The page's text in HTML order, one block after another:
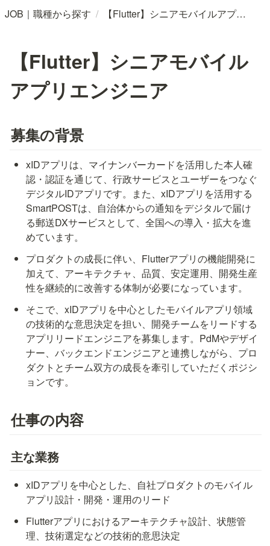
JOB｜職種から探す / 【Flutter】シニアモバイルアプリエンジニア
【Flutter】シニアモバイル
アプリエンジニア
募集の背景
xIDアプリは、マイナンバーカードを活用した本人確
認・認証を通じて、行政サービスとユーザーをつなぐ
デジタルIDアプリです。また、xIDアプリを活用する
SmartPOSTは、自治体からの通知をデジタルで届け
る郵送DXサービスとして、全国への導入・拡大を進
めています。
プロダクトの成長に伴い、Flutterアプリの機能開発に
加えて、アーキテクチャ、品質、安定運用、開発生産
性を継続的に改善する体制が必要になっています。
そこで、xIDアプリを中心としたモバイルアプリ領域
の技術的な意思決定を担い、開発チームをリードする
アプリリードエンジニアを募集します。PdMやデザイ
ナー、バックエンドエンジニアと連携しながら、プロ
ダクトとチーム双方の成長を牽引していただくポジシ
ョンです。
仕事の内容
主な業務
xIDアプリを中心とした、自社プロダクトのモバイル
アプリ設計・開発・運用のリード
Flutterアプリにおけるアーキテクチャ設計、状態管
理、技術選定などの技術的意思決定